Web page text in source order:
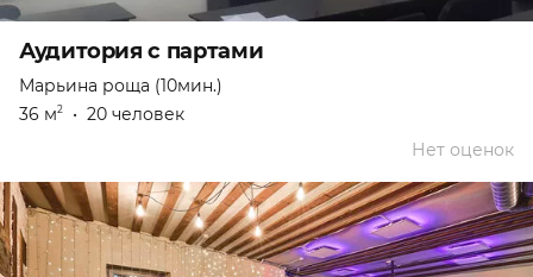
Аудитория с партами
Марьина роща (10мин.)
36 м2 • 20 человек
Нет оценок